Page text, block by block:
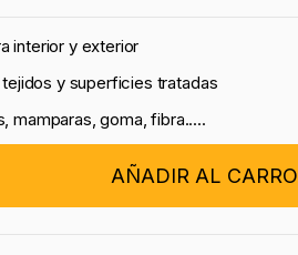
interior y exterior
y superficies tratadas
mamparas, goma, fibra.....
AÑADIR AL CARRO